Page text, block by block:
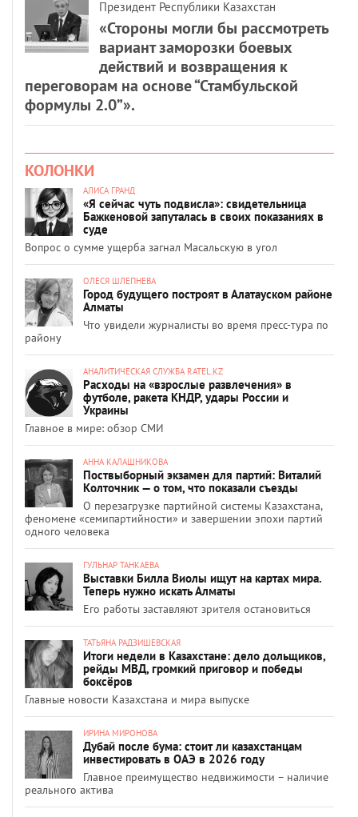
Президент Республики Казахстан
«Стороны могли бы рассмотреть
вариант заморозки боевых
действий и возвращения к
переговорам на основе “Стамбульской
формулы 2.0”».
КОЛОНКИ
АЛИСА ГРАНД
«Я сейчас чуть подвисла»: свидетельница
Бажкеновой запуталась в своих показаниях в
суде
Вопрос о сумме ущерба загнал Масальскую в угол
ОЛЕСЯ ШЛЕПНЕВА
Город будущего построят в Алатауском районе
Алматы
Что увидели журналисты во время пресс-тура по
району
АНАЛИТИЧЕСКАЯ СЛУЖБА RATEL.KZ
Расходы на «взрослые развлечения» в
футболе, ракета КНДР, удары России и
Украины
Главное в мире: обзор СМИ
АННА КАЛАШНИКОВА
Поствыборный экзамен для партий: Виталий
Колточник — о том, что показали съезды
О перезагрузке партийной системы Казахстана,
феномене «семипартийности» и завершении эпохи партий
одного человека
ГУЛЬНАР ТАНКАЕВА
Выставки Билла Виолы ищут на картах мира.
Теперь нужно искать Алматы
Его работы заставляют зрителя остановиться
ТАТЬЯНА РАДЗИШЕВСКАЯ
Итоги недели в Казахстане: дело дольщиков,
рейды МВД, громкий приговор и победы
боксёров
Главные новости Казахстана и мира выпуске
ИРИНА МИРОНОВА
Дубай после бума: стоит ли казахстанцам
инвестировать в ОАЭ в 2026 году
Главное преимущество недвижимости – наличие
реального актива